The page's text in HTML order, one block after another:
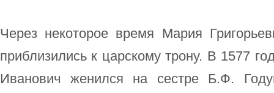
Через некоторое время Мария
приблизились к царскому трону. В 1577
Иванович женился на сестре Б.Ф.